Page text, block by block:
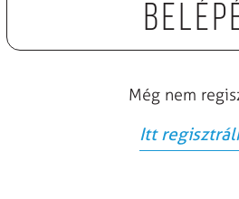
Még nem
Itt